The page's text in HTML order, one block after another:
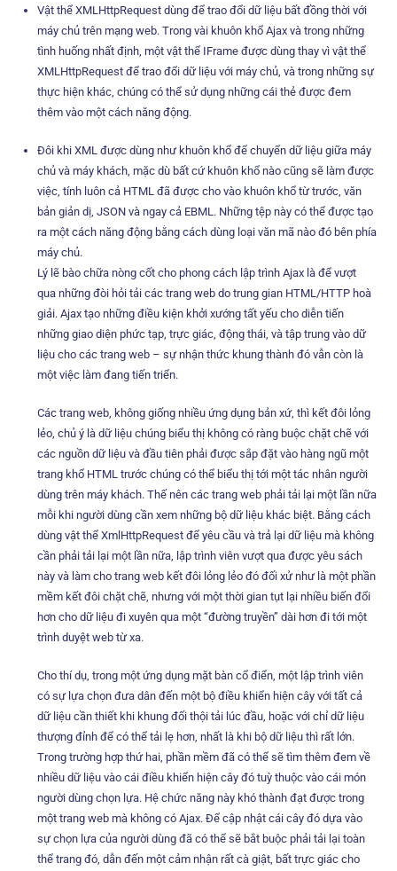
Vật thể XMLHttpRequest dùng để trao đổi dữ liệu bất đồng thời với
máy chủ trên mạng web. Trong vài khuôn khổ Ajax và trong những
tình huống nhất định, một vật thể IFrame được dùng thay vì vật thể
XMLHttpRequest để trao đổi dữ liệu với máy chủ, và trong những sự
thực hiện khác, chúng có thể sử dụng những cái thẻđược đem
thêm vào một cách năng động.
Đôi khi XML được dùng như khuôn khổ để chuyển dữ liệu giữa máy
chủ và máy khách, mặc dù bất cứ khuôn khổ nào cũng sẽ làm được
việc, tính luôn cả HTML đã được cho vào khuôn khổ từ trước, văn
bản giản dị, JSON và ngay cả EBML. Những tệp này có thể được tạo
ra một cách năng động bằng cách dùng loại văn mã nào đó bên phía
máy chủ.
Lý lẽ bào chữa nòng cốt cho phong cách lập trình Ajax là để vượt
qua những đòi hỏi tải các trang web do trung gian HTML/HTTP hoà
giải. Ajax tạo những điều kiện khởi xướng tất yếu cho diễn tiến
những giao diện phức tạp, trực giác, động thái, và tập trung vào dữ
liệu cho các trang web – sự nhận thức khung thành đó vẫn còn là
một việc làm đang tiến triển.
Các trang web, không giống nhiều ứng dụng bản xứ, thì kết đôi lỏng
lẻo, chủ ý là dữ liệu chúng biểu thị không có ràng buộc chặt chẽ với
các nguồn dữ liệu và đầu tiên phải được sắp đặt vào hàng ngũ một
trang khổ HTML trước chúng có thể biểu thị tới một tác nhân người
dùng trên máy khách. Thế nên các trang web phải tải lại một lần nữa
mỗi khi người dùng cần xem những bộ dữ liệu khác biệt. Bằng cách
dùng vật thể XmlHttpRequest để yêu cầu và trả lại dữ liệu mà không
cần phải tải lại một lần nữa, lập trình viên vượt qua được yêu sách
này và làm cho trang web kết đôi lỏng lẻo đó đối xử như là một phần
mềm kết đôi chặt chẽ, nhưng với một thời gian tụt lại nhiều biến đổi
hơn cho dữ liệu đi xuyên qua một “đường truyền” dài hơn đi tới một
trình duyệt web từ xa.
Cho thí dụ, trong một ứng dụng mặt bàn cổ điển, một lập trình viên
có sự lựa chọn đưa dân đến một bộ điều khiển hiện cây với tất cả
dữ liệu cần thiết khi khung đối thội tải lúc đầu, hoặc với chỉ dữ liệu
thượng đỉnh để có thể tải lẹ hơn, nhất là khi bộ dữ liệu thì rất lớn.
Trong trường hợp thứ hai, phần mềm đã có thể sẽ tìm thêm đem về
nhiều dữ liệu vào cái điều khiển hiện cây đó tuỳ thuộc vào cái món
người dùng chọn lựa. Hệ chức năng này khó thành đạt được trong
một trang web mà không có Ajax. Để cập nhật cái cây đó dựa vào
sự chọn lựa của người dùng đã có thể sẽ bắt buộc phải tải lại toàn
thể trang đó, dẫn đến một cảm nhận rất cà giật, bất trực giác cho